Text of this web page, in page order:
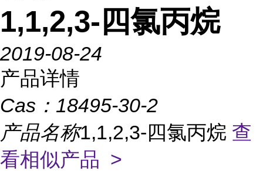
1,1,2,3-四氯丙烷
2019-08-24
产品详情
Cas： 18495-30-2
产品名称1,1,2,3-四氯丙烷 查
看相似产品 >